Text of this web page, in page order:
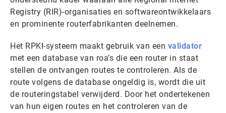
Registry (RIR)-organisaties en softwareontwikkelaars
en prominente routerfabrikanten deelnemen.
Het RPKI-systeem maakt gebruik van een validator
met een database van roa’s die een router in staat
stellen de ontvangen routes te controleren. Als de
route volgens de database ongeldig is, wordt die uit
de routeringstabel verwijderd. Door het ondertekenen
van hun eigen routes en het controleren van de